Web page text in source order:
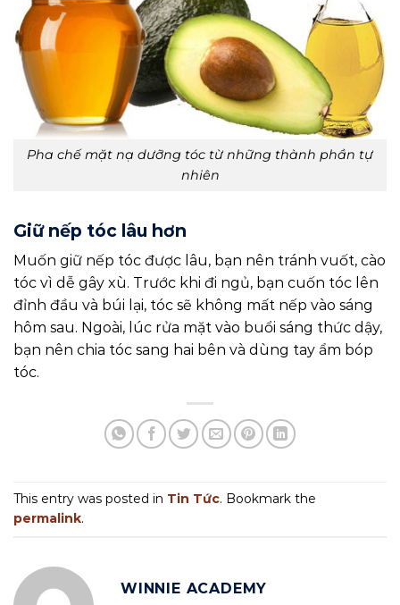
Pha chế mặt nạ dưỡng tóc từ những thành phần tự
nhiên
Giữ nếp tóc lâu hơn
Muốn giữ nếp tóc được lâu, bạn nên tránh vuốt, cào
tóc vì dễ gây xù. Trước khi đi ngủ, bạn cuốn tóc lên
đỉnh đầu và búi lại, tóc sẽ không mất nếp vào sáng
hôm sau. Ngoài, lúc rửa mặt vào buổi sáng thức dậy,
bạn nên chia tóc sang hai bên và dùng tay ẩm bóp
tóc.
This entry was posted in Tin Tức. Bookmark the
permalink.
WINNIE ACADEMY